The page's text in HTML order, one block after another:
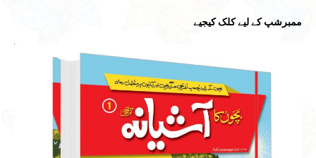
ممبرشپ کے لیے کلک کیجیے